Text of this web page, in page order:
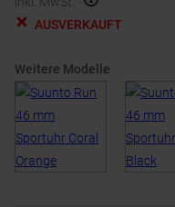
AUSVERKAUFT
Weitere Modelle